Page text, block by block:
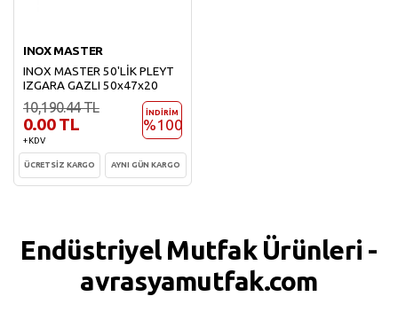
INOX MASTER
INOX MASTER 50'LİK PLEYT
IZGARA GAZLI 50x47x20
10,190.44 TL
0.00 TL
+ KDV
İNDİRİM
%100
ÜCRETSİZ KARGO AYNI GÜN KARGO
Endüstriyel Mutfak Ürünleri -
avrasyamutfak.com